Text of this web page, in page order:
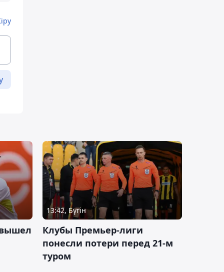
13:42, Бүгін
Клубы Премьер-лиги
понесли потери перед 21-м
туром